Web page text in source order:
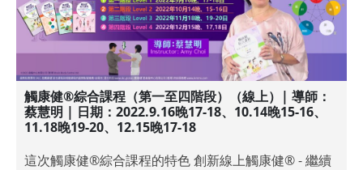
觸康健®綜合課程（第一至四階段）（線上）| 導師：
蔡慧明 | 日期：2022.9.16晚17-18、10.14晚15-16、
11.18晚19-20、12.15晚17-18
這次觸康健®綜合課程的特色 創新線上觸康健® - 繼續